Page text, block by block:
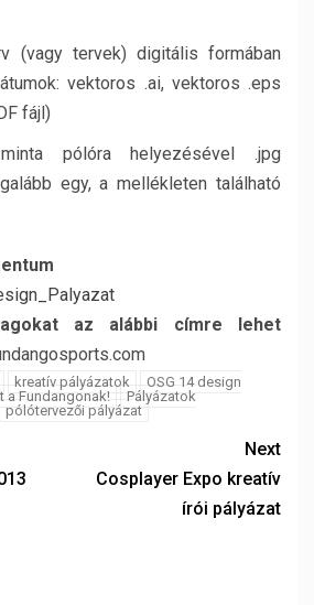
(vagy tervek) digitális formában
vektoros .ai, vektoros .eps
fájl)
pólóra helyezésével .jpg
egy, a mellékleten található
az alábbi címre lehet
kreatív pályázatok
OSG 14 design
a Fundangonak!
Pályázatok
pólótervezői pályázat
Next
Cosplayer Expo kreatív
írói pályázat